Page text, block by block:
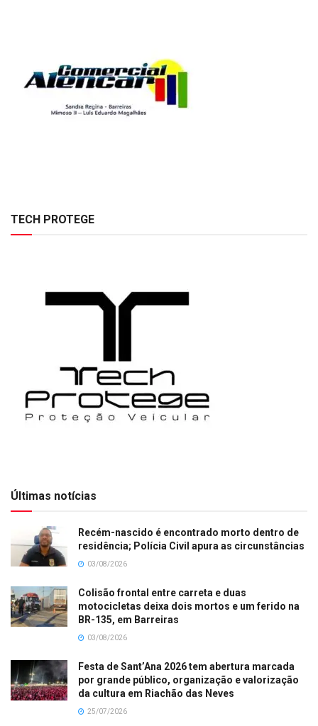
TECH PROTEGE
Últimas notícias
Recém-nascido é encontrado morto dentro de
residência; Polícia Civil apura as circunstâncias
03/08/2026
Colisão frontal entre carreta e duas
motocicletas deixa dois mortos e um ferido na
BR-135, em Barreiras
03/08/2026
Festa de Sant’Ana 2026 tem abertura marcada
por grande público, organização e valorização
da cultura em Riachão das Neves
25/07/2026